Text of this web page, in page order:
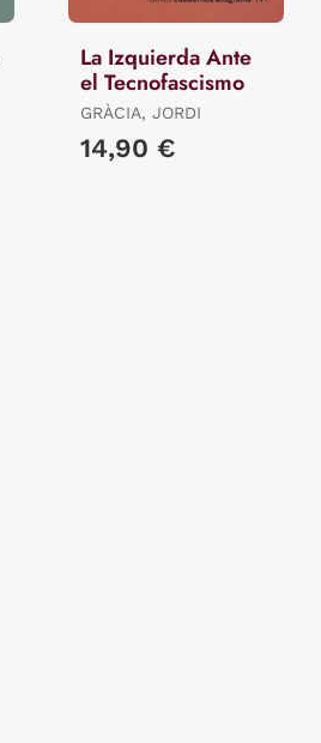
La Izquierda Ante
el Tecnofascismo
GRÀCIA, JORDI
14,90 €